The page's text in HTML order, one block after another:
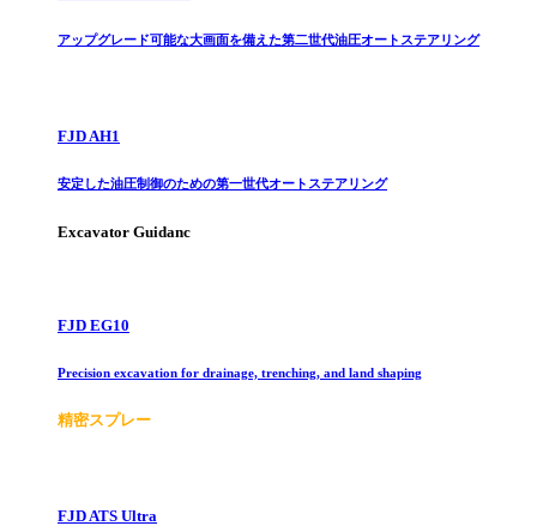
アップグレード可能な大画面を備えた第二世代油圧オートステアリング
FJD AH1
安定した油圧制御のための第一世代オートステアリング
Excavator Guidanc
FJD EG10
Precision excavation for drainage, trenching, and land shaping
精密スプレー
FJD ATS Ultra